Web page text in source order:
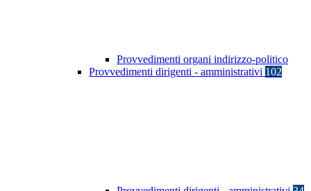
Provvedimenti organi indirizzo-politico
Provvedimenti dirigenti - amministrativi 102